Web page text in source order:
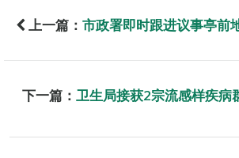
上一篇： 市政署即时跟进议事亭前
下一篇： 卫生局接获2宗流感样疾病